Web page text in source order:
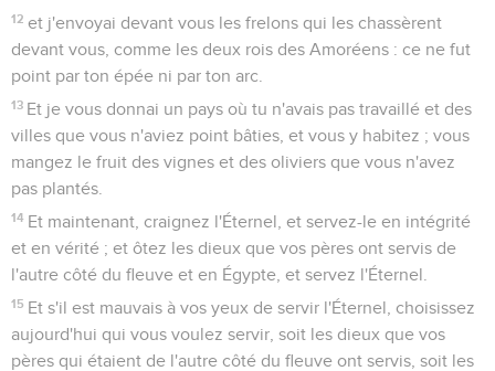
12 et j'envoyai devant vous les frelons qui les chassèrent
devant vous, comme les deux rois des Amoréens : ce ne fut
point par ton épée ni par ton arc.
13 Et je vous donnai un pays où tu n'avais pas travaillé et des
villes que vous n'aviez point bâties, et vous y habitez ; vous
mangez le fruit des vignes et des oliviers que vous n'avez
pas plantés.
14 Et maintenant, craignez l'Éternel, et servez-le en intégrité
et en vérité ; et ôtez les dieux que vos pères ont servis de
l'autre côté du fleuve et en Égypte, et servez l'Éternel.
15 Et s'il est mauvais à vos yeux de servir l'Éternel, choisissez
aujourd'hui qui vous voulez servir, soit les dieux que vos
pères qui étaient de l'autre côté du fleuve ont servis, soit les